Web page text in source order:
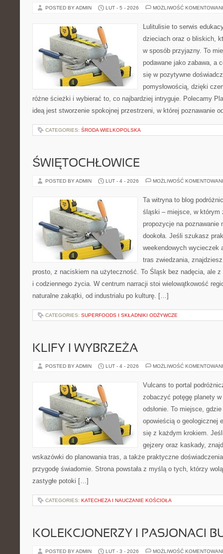
POSTED BY ADMIN LUT - 5 - 2026 MOŻLIWOŚĆ
Lulitulisie to serwis
dzieciach oraz o bliskich,
w sposób przyjazny. To
podawane jako zabawa, a
się w pozytywne
pomysłowością, dzięki
różne ścieżki i wybierać to, co najbardziej intryguje. Polecamy
ideą jest stworzenie spokojnej przestrzeni, w której poznawanie
CATEGORIES: ŚRODA WIELKOPOLSKA
ŚWIĘTOCHŁOWICE
POSTED BY ADMIN LUT - 4 - 2026 MOŻLIWOŚĆ
Ta witryna to blog
śląski – miejsce, w którym
propozycje na poznawanie
dookoła. Jeśli szukasz
weekendowych wycieczek
tras zwiedzania,
prosto, z naciskiem na użyteczność. To Śląsk bez nadęcia, ale
i codziennego życia. W centrum narracji stoi wielowątkowość
naturalne zakątki, od industrialu po kulturę. […]
CATEGORIES: SUPERFOODS I SKŁADNIKI ODŻYWCZE
KLIFY I WYBRZEŻA
POSTED BY ADMIN LUT - 4 - 2026 MOŻLIWOŚĆ
Vulcans to portal
zobaczyć potęgę planety
odsłonie. To miejsce,
opowieścią o geologicznej
się z każdym krokiem.
gejzery oraz kaskady,
wskazówki do planowania tras, a także praktyczne
przygodę świadomie. Strona powstała z myślą o tych, którzy
zastygłe potoki […]
CATEGORIES: KATECHEZA I NAUCZANIE KOŚCIOŁA
KOLEKCJONERZY I PASJONACI
POSTED BY ADMIN LUT - 3 - 2026 MOŻLIWOŚĆ